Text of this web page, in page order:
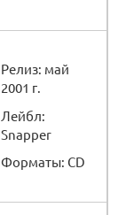
Релиз: май
2001 г.
Лейбл:
Snapper
Форматы: CD